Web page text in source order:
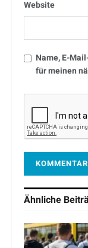
Website
Name, E-
für meinen
Ähnliche